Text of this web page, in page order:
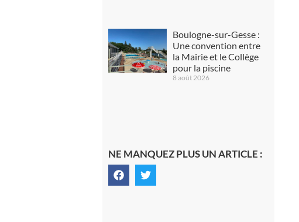
Boulogne-sur-Gesse :
Une convention entre
la Mairie et le Collège
pour la piscine
8 août 2026
NE MANQUEZ PLUS UN ARTICLE :